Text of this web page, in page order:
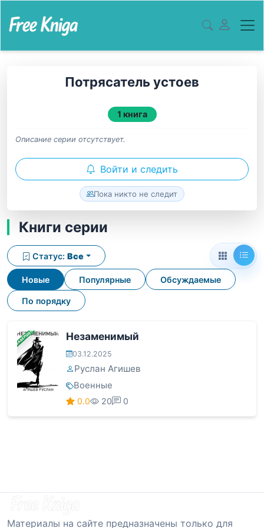
Потрясатель устоев
1 книга
Описание серии отсутствует.
Войти и следить
Пока никто не следит
Книги серии
Новые Популярные Обсуждаемые
По порядку
Статус: Все
ЗАВЕРШЕНА Незаменимый
03.12.2025
Руслан Агишев
Военные
0.0 20 0
Материалы на сайте предназначены только для